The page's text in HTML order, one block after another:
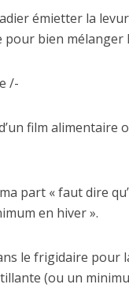
émietter la
bien mélanger
/-
film alimentaire
part « faut dire
en hiver ».
le frigidaire pour
(ou un